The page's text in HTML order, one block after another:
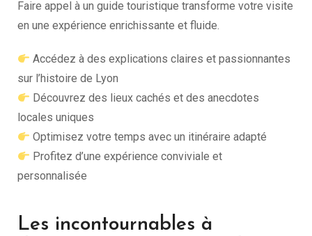
Faire appel à un guide touristique transforme votre visite
en une expérience enrichissante et fluide.
Accédez à des explications claires et passionnantes
sur l’histoire de Lyon
Découvrez des lieux cachés et des anecdotes
locales uniques
Optimisez votre temps avec un itinéraire adapté
Profitez d’une expérience conviviale et
personnalisée
Les incontournables à